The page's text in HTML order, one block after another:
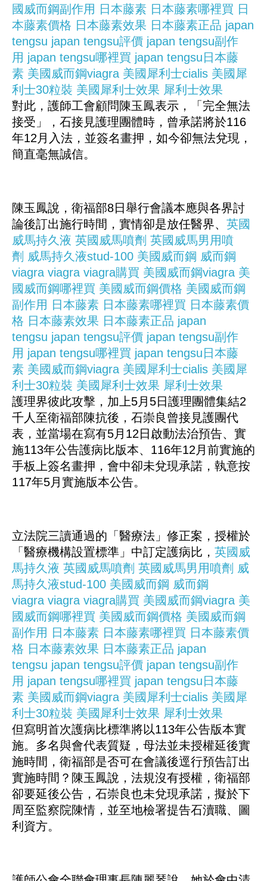
國威而鋼副作用 日本藤素 日本藤素哪裡買 日
本藤素價格 日本藤素效果 日本藤素正品 japan
tengsu japan tengsu評價 japan tengsu副作
用 japan tengsu哪裡買 japan tengsu日本藤
素 美國威而鋼viagra 美國犀利士cialis 美國犀
利士30粒裝 美國犀利士效果 犀利士效果
對此，護師工會顧問陳玉鳳表示，「完全無法
接受」，石接見護理團體時，曾承諾將於116
年12月入法，並簽名畫押，如今卻無法兌現，
簡直毫無誠信。
陳玉鳳說，衛福部8日舉行會議本應與各界討
論後訂出施行時間，實情卻是放任醫界、 英國
威馬持久液 英國威馬噴劑 英國威馬男用噴
劑 威馬持久液stud-100 美國威而鋼 威而鋼
viagra viagra viagra購買 美國威而鋼viagra 美
國威而鋼哪裡買 美國威而鋼價格 美國威而鋼
副作用 日本藤素 日本藤素哪裡買 日本藤素價
格 日本藤素效果 日本藤素正品 japan
tengsu japan tengsu評價 japan tengsu副作
用 japan tengsu哪裡買 japan tengsu日本藤
素 美國威而鋼viagra 美國犀利士cialis 美國犀
利士30粒裝 美國犀利士效果 犀利士效果
護理界彼此攻擊，加上5月5日護理團體集結2
千人至衛福部陳抗後，石崇良曾接見護團代
表，並當場在寫有5月12日啟動法治預告、實
施113年公告護病比版本、116年12月前實施的
手板上簽名畫押，會中卻未兌現承諾，執意按
117年5月實施版本公告。
立法院三讀通過的「醫療法」修正案，授權於
「醫療機構設置標準」中訂定護病比， 英國威
馬持久液 英國威馬噴劑 英國威馬男用噴劑 威
馬持久液stud-100 美國威而鋼 威而鋼
viagra viagra viagra購買 美國威而鋼viagra 美
國威而鋼哪裡買 美國威而鋼價格 美國威而鋼
副作用 日本藤素 日本藤素哪裡買 日本藤素價
格 日本藤素效果 日本藤素正品 japan
tengsu japan tengsu評價 japan tengsu副作
用 japan tengsu哪裡買 japan tengsu日本藤
素 美國威而鋼viagra 美國犀利士cialis 美國犀
利士30粒裝 美國犀利士效果 犀利士效果
但寫明首次護病比標準將以113年公告版本實
施。多名與會代表質疑，母法並未授權延後實
施時間，衛福部是否可在會議後逕行預告訂出
實施時間？陳玉鳳說，法規沒有授權，衛福部
卻要延後公告，石崇良也未兌現承諾，擬於下
周至監察院陳情，並至地檢署提告石瀆職、圖
利資方。